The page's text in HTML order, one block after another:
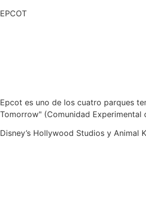
EPCOT
Epcot es uno de los cuatro parques
Tomorrow" (Comunidad
Disney’s Hollywood Studios y Animal